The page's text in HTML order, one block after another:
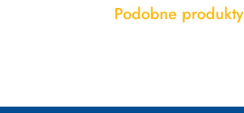
Pomiń karuzelę produktów
Produkty
Podobne produkty